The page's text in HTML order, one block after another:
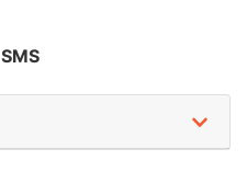
SMS